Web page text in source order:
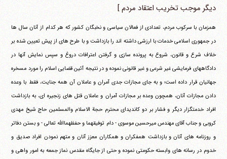
دیگر موجب تخریب اعتقاد مردم ]
همزمان با سرکوب مردم، تعدادی از فعالان سیاسی و نخبگان کشور که هر کدام از آنان سال ها
در جمهوری اسلامی خدمات با ارزشی داشته اند را بازداشت و با طرح های از پیش تعیین شده بر
خلاف شرع و قانون، شروع به پرونده سازی و گرفتن اعترافات دروغ و سپس نمایش آنها در
دادگاههای فرمایشی غیر شرعی و غیر قانونی نموده و در نتیجه آئین قضایی اسلام را مورد مسخره
جهانیان قرار داده است؛ و به جای مجازات جدی آمران و عاملان آن همه جنایت، فقط با وعده
دادن مجازات آنان، همچون وعده بر مجازات آمران و عاملان قتل های زنجیره ای، به بازداشت
افراد خدمتگزار دیگر و فشار بر دو کاندیدای محترم حجة الاسلام والمسلمین حاج شیخ مهدی
کروبی و جناب آقای مهندس میرحسین موسوی - دام توفیقهما و حفظهماالله تعالی - و بستن دفاتر
و روزنامه های آنان و بازداشت همفکران و همکاران معزز آنان و متهم نمودن افراد صدیق و
خدوم در رسانه های وابسته حکومتی نموده و حتی از جایگاه مقدس نماز جمعه به امور واهی و